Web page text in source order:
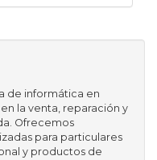
de informática en
la venta, reparación y
Ofrecemos
para particulares
y productos de